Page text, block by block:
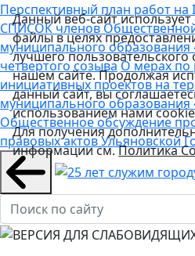
Перспективный план работ на
СПИСОК членов
муниципального образования
четвертого созываО мерах по
инициативных проектов на
муниципального образования
Общественное обсуждение
правовых актов Ульяновской
Данный веб-сайт
файлы в целях
лучшего пользовательского
нашем сайте. Продолжая
данный сайт, вы
использованием нами
Для получения
информации см.Политика